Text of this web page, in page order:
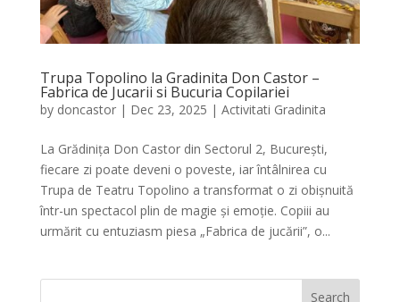
Trupa Topolino la Gradinita Don Castor –
Fabrica de Jucarii si Bucuria Copilariei
by doncastor| Dec 23, 2025 | Activitati Gradinita
La Grădinița Don Castor din Sectorul 2, București,
fiecare zi poate deveni o poveste, iar întâlnirea cu
Trupa de Teatru Topolino a transformat o zi obișnuită
într-un spectacol plin de magie și emoție. Copiii au
urmărit cu entuziasm piesa „Fabrica de jucării”, o...